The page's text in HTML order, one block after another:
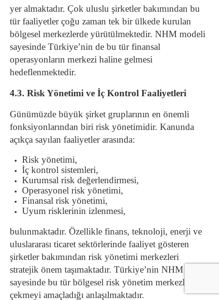
yer almaktadır. Çok uluslu şirketler bakımından bu
tür faaliyetler çoğu zaman tek bir ülkede kurulan
bölgesel merkezlerde yürütülmektedir. NHM modeli
sayesinde Türkiye’nin de bu tür finansal
operasyonların merkezi haline gelmesi
hedeflenmektedir.
4.3. Risk Yönetimi ve İç Kontrol Faaliyetleri
Günümüzde büyük şirket gruplarının en önemli
fonksiyonlarından biri risk yönetimidir. Kanunda
açıkça sayılan faaliyetler arasında:
Risk yönetimi,
İç kontrol sistemleri,
Kurumsal risk değerlendirmesi,
Operasyonel risk yönetimi,
Finansal risk yönetimi,
Uyum risklerinin izlenmesi,
bulunmaktadır. Özellikle finans, teknoloji, enerji ve
uluslararası ticaret sektörlerinde faaliyet gösteren
şirketler bakımından risk yönetimi merkezleri
stratejik önem taşımaktadır. Türkiye’nin NHM rejimi
sayesinde bu tür bölgesel risk yönetim merkezlerini
çekmeyi amaçladığı anlaşılmaktadır.